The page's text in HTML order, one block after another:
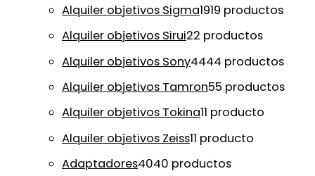
Alquiler objetivos Sigma1919 productos
Alquiler objetivos Sirui22 productos
Alquiler objetivos Sony4444 productos
Alquiler objetivos Tamron55 productos
Alquiler objetivos Tokina11 producto
Alquiler objetivos Zeiss11 producto
Adaptadores4040 productos